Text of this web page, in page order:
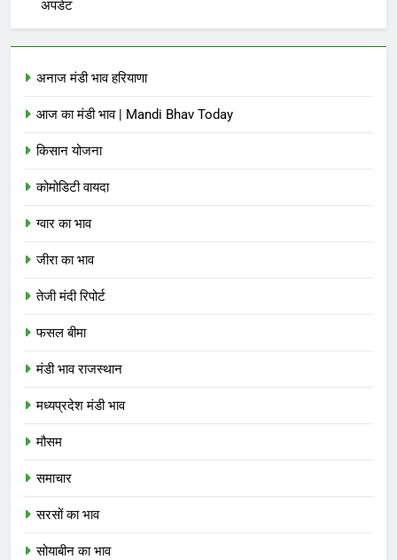
अपडेट
अनाज मंडी भाव हरियाणा
आज का मंडी भाव | Mandi Bhav Today
किसान योजना
कोमोडिटी वायदा
ग्वार का भाव
जीरा का भाव
तेजी मंदी रिपोर्ट
फसल बीमा
मंडी भाव राजस्थान
मध्यप्रदेश मंडी भाव
मौसम
समाचार
सरसों का भाव
सोयाबीन का भाव